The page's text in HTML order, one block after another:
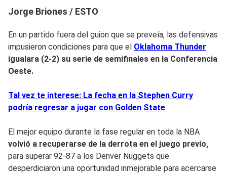
Jorge Briones / ESTO
En un partido fuera del guion que se preveía, las defensivas
impusieron condiciones para que el Oklahoma Thunder
igualara (2-2) su serie de semifinales en la Conferencia
Oeste.
Tal vez te interese: La fecha en la Stephen Curry
podría regresar a jugar con Golden State
El mejor equipo durante la fase regular en toda la NBA
volvió a recuperarse de la derrota en el juego previo,
para superar 92-87 a los Denver Nuggets que
desperdiciaron una oportunidad inmejorable para acercarse